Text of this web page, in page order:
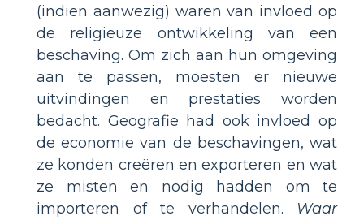
(indien aanwezig) waren van invloed op
de religieuze ontwikkeling van een
beschaving. Om zich aan hun omgeving
aan te passen, moesten er nieuwe
uitvindingen en prestaties worden
bedacht. Geografie had ook invloed op
de economie van de beschavingen, wat
ze konden creëren en exporteren en wat
ze misten en nodig hadden om te
importeren of te verhandelen. Waar